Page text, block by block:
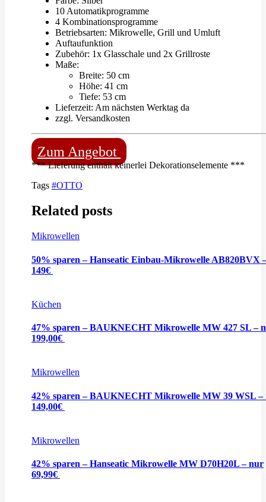
10 Automatikprogramme
4 Kombinationsprogramme
Betriebsarten: Mikrowelle, Grill und Umluft
Auftaufunktion
Zubehör: 1x Glasschale und 2x Grillroste
Maße:
Breite: 50 cm
Höhe: 41 cm
Tiefe: 53 cm
Lieferzeit: Am nächsten Werktag da
zzgl. Versandkosten
Zum Angebot
*** Lieferung enthält keinerlei Dekorationselemente ***
Tags #OTTO
Related posts
Mikrowellen
50% sparen – Hanseatic Einbau-Mikrowelle AB820BVX
149€
Küchen
47% sparen – BAUKNECHT Mikrowelle MW 427 SL –
199,00€
Mikrowellen
42% sparen – BAUKNECHT Mikrowelle MW 39 WSL –
149,00€
Mikrowellen
42% sparen – Hanseatic Mikrowelle MW D70H20L – nur
69,99€